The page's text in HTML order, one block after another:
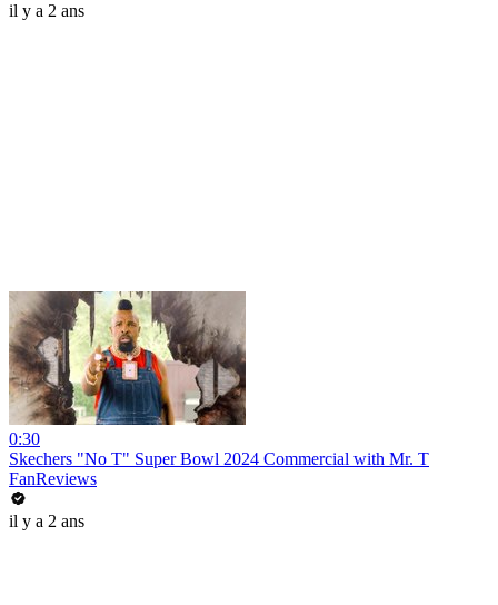
il y a 2 ans
0:30
Skechers "No T" Super Bowl 2024 Commercial with Mr. T
FanReviews
il y a 2 ans